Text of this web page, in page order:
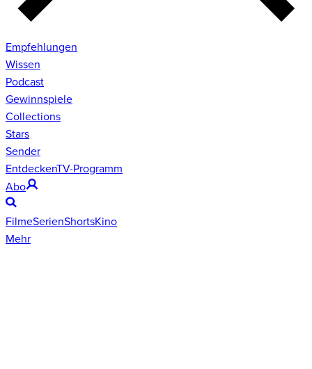
Empfehlungen
Wissen
Podcast
Gewinnspiele
Collections
Stars
Sender
EntdeckenTV-Programm
Abo
FilmeSerienShortsKino
Mehr